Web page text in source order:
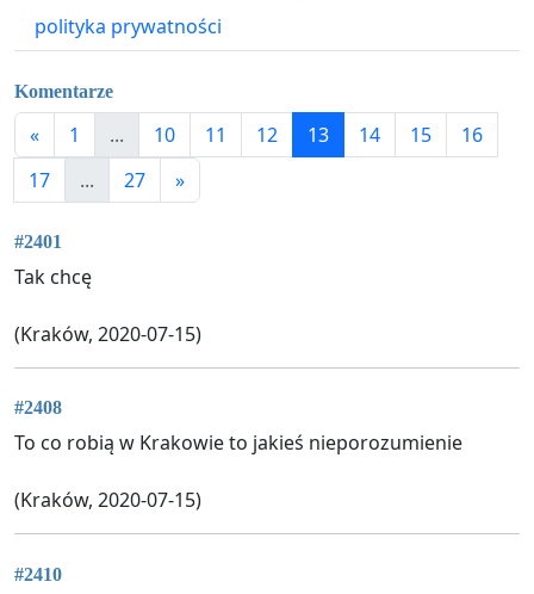
polityka prywatności
Komentarze
« 1 ... 10 11 12 13 14 15
16
17
... 27 »
#2401
Tak chcę
(Kraków, 2020-07-15)
#2408
To co robią w Krakowie to jakieś nieporozumienie
(Kraków, 2020-07-15)
#2410